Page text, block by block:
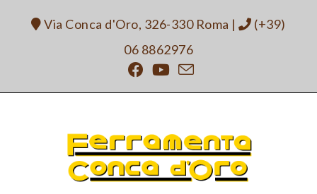
Via Conca d'Oro, 326-330 Roma |
(+39)
06 8862976